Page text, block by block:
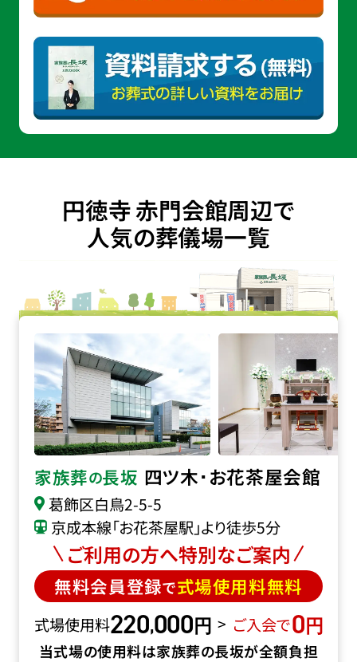
円徳寺 赤門会館周辺で
人気の葬儀場一覧
家族葬の長坂 四ツ木･お花茶屋会館
葛飾区白鳥2-5-5
京成本線「お花茶屋駅」より徒歩5分
ご利用の方へ特別なご案内
無料会員登録で式場使用料無料
式場使用料220,000円 > ご入会で0円
当式場の使用料は家族葬の長坂が全額負担
四ツ木･お花茶屋会館の詳細へ